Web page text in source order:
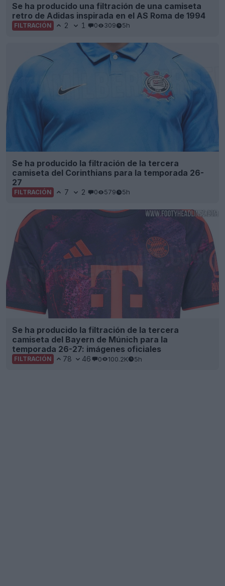
Se ha producido una filtración de una camiseta
retro de Adidas inspirada en el AS Roma de 1994
FILTRACIÓN 2 1 0 309 5h
Se ha producido la filtración de la tercera
camiseta del Corinthians para la temporada 26-
27
FILTRACIÓN 7 2 0 579 5h
Se ha producido la filtración de la tercera
camiseta del Bayern de Múnich para la
temporada 26-27: imágenes oficiales
FILTRACIÓN 78 46 0 100.2K 5h